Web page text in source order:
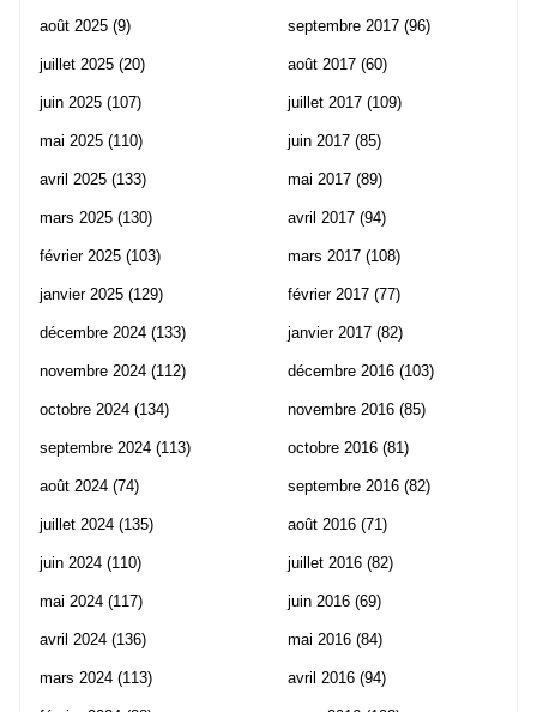
août 2025 (9)
juillet 2025 (20)
juin 2025 (107)
mai 2025 (110)
avril 2025 (133)
mars 2025 (130)
février 2025 (103)
janvier 2025 (129)
décembre 2024 (133)
novembre 2024 (112)
octobre 2024 (134)
septembre 2024 (113)
août 2024 (74)
juillet 2024 (135)
juin 2024 (110)
mai 2024 (117)
avril 2024 (136)
mars 2024 (113)
septembre 2017 (96)
août 2017 (60)
juillet 2017 (109)
juin 2017 (85)
mai 2017 (89)
avril 2017 (94)
mars 2017 (108)
février 2017 (77)
janvier 2017 (82)
décembre 2016 (103)
novembre 2016 (85)
octobre 2016 (81)
septembre 2016 (82)
août 2016 (71)
juillet 2016 (82)
juin 2016 (69)
mai 2016 (84)
avril 2016 (94)